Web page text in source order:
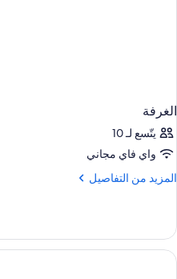
الغرفة
يتّسع لـ 10
واي فاي مجاني
المزيد من التفاصيل
المزيد
الغرفة